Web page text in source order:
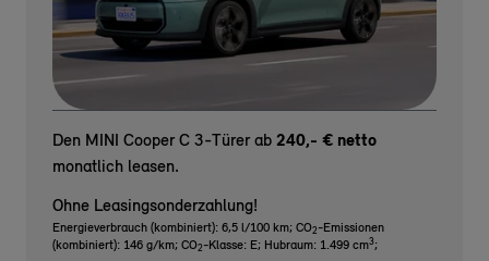
Den MINI Cooper C 3-Türer ab 240,- € netto
monatlich leasen.
Ohne Leasingsonderzahlung!
Energieverbrauch (kombiniert): 6,5 l/100 km; CO2 -Emissionen
(kombiniert): 146 g/km; CO2 -Klasse: E; Hubraum: 1.499 cm3;